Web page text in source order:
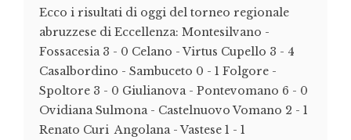
Ecco i risultati di oggi del torneo regionale
abruzzese di Eccellenza: Montesilvano -
Fossacesia 3 - 0 Celano - Virtus Cupello 3 - 4
Casalbordino - Sambuceto 0 - 1 Folgore -
Spoltore 3 - 0 Giulianova - Pontevomano 6 - 0
Ovidiana Sulmona - Castelnuovo Vomano 2 - 1
Renato Curi Angolana - Vastese 1 - 1